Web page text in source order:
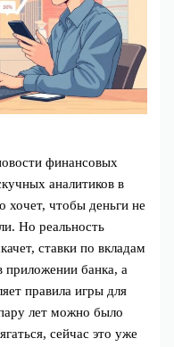
финансовых
аналитиков в
хочет, чтобы деньги не
Но реальность
ставки по вкладам
банка, а
правила игры для
лет можно было
сейчас это уже